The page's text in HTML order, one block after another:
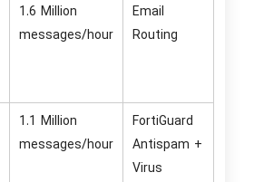
Email
Routing
1.6 Million
messages/hour
FortiGuard
Antispam +
Virus
1.1 Million
messages/hour